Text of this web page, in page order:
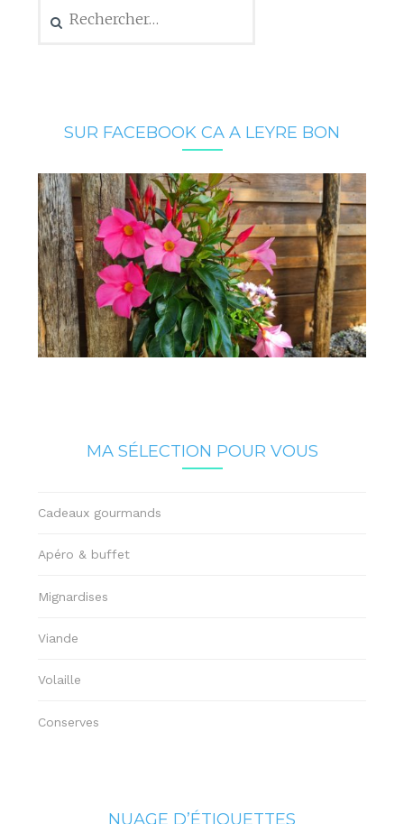
SUR FACEBOOK CA A LEYRE BON
MA SÉLECTION POUR VOUS
Cadeaux gourmands
Apéro & buffet
Mignardises
Viande
Volaille
Conserves
NUAGE D’ÉTIQUETTES